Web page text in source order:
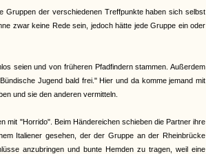
Gruppen der verschiedenen Treffpunkte haben sich selbst
zwar keine Rede sein, jedoch hätte jede Gruppe ein oder
seien und von früheren Pfadfindern stammen. Außerdem
Jugend bald frei." Hier und da komme jemand mit
und sie den anderen vermitteln.
mit "Horrido". Beim Händereichen schieben die Partner ihre
Italiener gesehen, der der Gruppe an der Rheinbrücke
anzubringen und bunte Hemden zu tragen, weil eine